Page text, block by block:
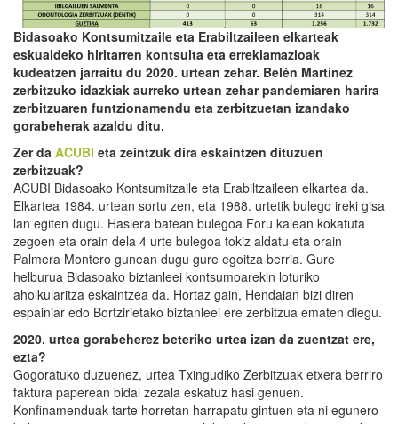
Bidasoako Kontsumitzaile eta Erabiltzaileen elkarteak
eskualdeko hiritarren kontsulta eta erreklamazioak
kudeatzen jarraitu du 2020. urtean zehar. Belén Martínez
zerbitzuko idazkiak aurreko urtean zehar pandemiaren harira
zerbitzuaren funtzionamendu eta zerbitzuetan izandako
gorabeherak azaldu ditu.
Zer da ACUBI eta zeintzuk dira eskaintzen dituzuen
zerbitzuak?
ACUBI Bidasoako Kontsumitzaile eta Erabiltzaileen elkartea da.
Elkartea 1984. urtean sortu zen, eta 1988. urtetik bulego ireki gisa
lan egiten dugu. Hasiera batean bulegoa Foru kalean kokatuta
zegoen eta orain dela 4 urte bulegoa tokiz aldatu eta orain
Palmera Montero gunean dugu gure egoitza berria. Gure
helburua Bidasoako biztanleei kontsumoarekin loturiko
aholkularitza eskaintzea da. Hortaz gain, Hendaian bizi diren
espainiar edo Bortzirietako biztanleei ere zerbitzua ematen diegu.
2020. urtea gorabeherez beteriko urtea izan da zuentzat ere,
ezta?
Gogoratuko duzuenez, urtea Txingudiko Zerbitzuak etxera berriro
faktura paperean bidal zezala eskatuz hasi genuen.
Konfinamenduak tarte horretan harrapatu gintuen eta ni egunero